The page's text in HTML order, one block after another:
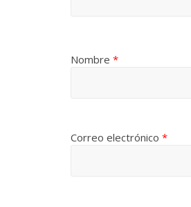
Nombre *
Correo electrónico *